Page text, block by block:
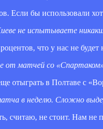
Если бы использовали
не испытываете
что у нас не будет
от матчей со
отыграть в Полтаве с
в неделю. Сложно
считаю, не стоит. Нам